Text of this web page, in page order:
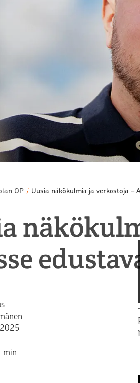
OP / Uusia näkökulmia ja verkostoja –
min